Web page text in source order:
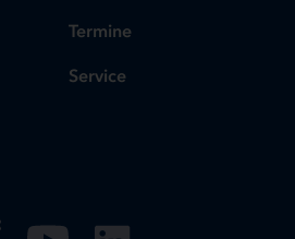
Termine
Service